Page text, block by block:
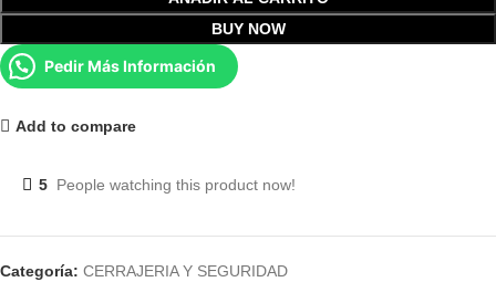
BUY NOW
Pedir Más Información
Add to compare
5 People watching this product now!
Categoría: CERRAJERIA Y SEGURIDAD